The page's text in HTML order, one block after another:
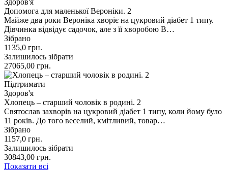
Допомога для маленької Вероніки. 2
Майже два роки Вероніка хворіє на цукровий діабет 1 типу.
Дівчинка відвідує садочок, але з її хворобою В…
Зібрано
1135,0 грн.
Залишилось зібрати
27065,00 грн.
Підтримати
Здоров'я
Хлопець – старший чоловік в родині. 2
Святослав захворів на цукровий діабет 1 типу, коли йому було
11 років. До того веселий, кмітливий, товар…
Зібрано
1157,0 грн.
Залишилось зібрати
30843,00 грн.
Показати всі